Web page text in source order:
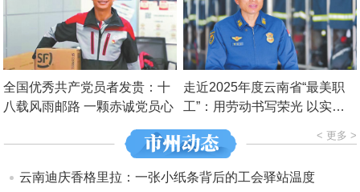
全国优秀共产党员者发贵：十
八载风雨邮路 一颗赤诚党员心
走近2025年度云南省“最美职
工”：用劳动书写荣光 以实干
< 更多 >
云南迪庆香格里拉：一张小纸条背后的工会驿站温度